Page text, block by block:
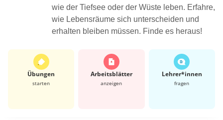
wie der Tiefsee oder der Wüste leben. Erfahre,
wie Lebensräume sich unterscheiden und
erhalten bleiben müssen. Finde es heraus!
Übungen
starten
Arbeits­blätter
anzeigen
Lehrer*​innen
fragen